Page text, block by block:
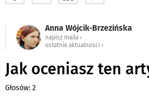
Anna Wójcik-Brzezińska
napisz maila ‹
ostatnie aktualności ‹
Jak oceniasz ten
Głosów: 2